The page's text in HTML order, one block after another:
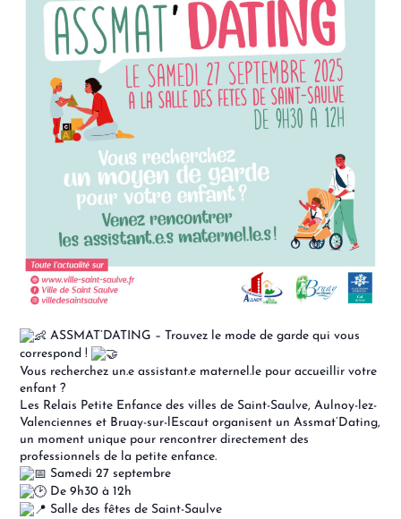
ASSMAT’DATING – Trouvez le mode de garde qui vous
correspond !
Vous recherchez un.e assistant.e maternel.le pour accueillir votre
enfant ?
Les Relais Petite Enfance des villes de Saint-Saulve, Aulnoy-lez-
Valenciennes et Bruay-sur-lEscaut organisent un Assmat’Dating,
un moment unique pour rencontrer directement des
professionnels de la petite enfance.
Samedi 27 septembre
De 9h30 à 12h
Salle des fêtes de Saint-Saulve